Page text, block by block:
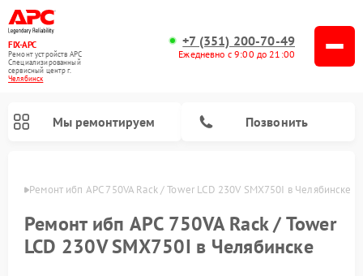
FIX-APC
Ремонт устройств APC
Специализированный
cервисный центр г.
Челябинск
+7 (351) 200-70-49
Ежедневно с 9:00 до 21:00
Мы ремонтируем Позвонить
Ремонт ибп APC 750VA Rack / Tower LCD 230V SMX750I в Челябинске
Ремонт ибп APC 750VA Rack / Tower
LCD 230V SMX750I в Челябинске